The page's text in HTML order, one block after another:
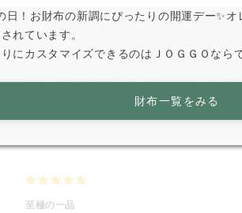
自分へのご褒美
長らく「これ！」というお財布を使わず、電
けのオリジナルの配色のお財布が作れる、と
画面で見た時よりもずっと素敵な色合いで、職
至極の一品
！お財布の新調にぴったりの開運デー✨
れています。
にカスタマイズできるのはＪＯＧＧＯなら
財布一覧をみる